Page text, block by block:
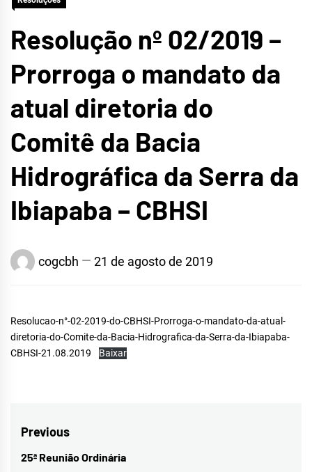
Resolução nº 02/2019 –
Prorroga o mandato da
atual diretoria do
Comitê da Bacia
Hidrográfica da Serra da
Ibiapaba – CBHSI
cogcbh 21 de agosto de 2019
Resolucao-n°-02-2019-do-CBHSI-Prorroga-o-mandato-da-atual-
diretoria-do-Comite-da-Bacia-Hidrografica-da-Serra-da-Ibiapaba-
CBHSI-21.08.2019
Baixar
Navegação
de
Previous
Previous
25ª Reunião Ordinária